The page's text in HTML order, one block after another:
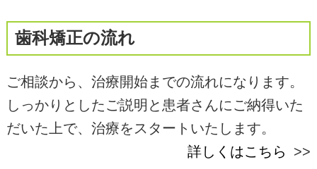
歯科矯正の流れ
ご相談から、治療開始までの流れになります。
しっかりとしたご説明と患者さんにご納得いた
だいた上で、治療をスタートいたします。
詳しくはこちら